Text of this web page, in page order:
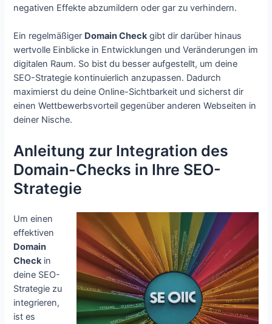
negativen Effekte abzumildern oder gar zu verhindern.
Ein regelmäßiger Domain Checkgibt dir darüber hinaus
wertvolle Einblicke in Entwicklungen und Veränderungen im
digitalen Raum. So bist du besser aufgestellt, um deine
SEO-Strategie kontinuierlich anzupassen. Dadurch
maximierst du deine Online-Sichtbarkeit und sicherst dir
einen Wettbewerbsvorteil gegenüber anderen Webseiten in
deiner Nische.
Anleitung zur Integration des
Domain-Checks in Ihre SEO-
Strategie
Um einen
effektiven
Domain
Checkin
deine SEO-
Strategie zu
integrieren,
ist es